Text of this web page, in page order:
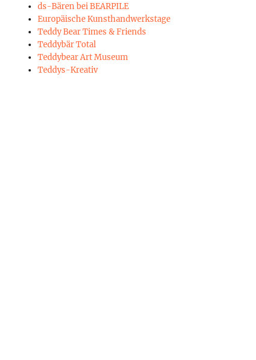
ds-Bären bei BEARPILE
Europäische Kunsthandwerkstage
Teddy Bear Times & Friends
Teddybär Total
Teddybear Art Museum
Teddys-Kreativ